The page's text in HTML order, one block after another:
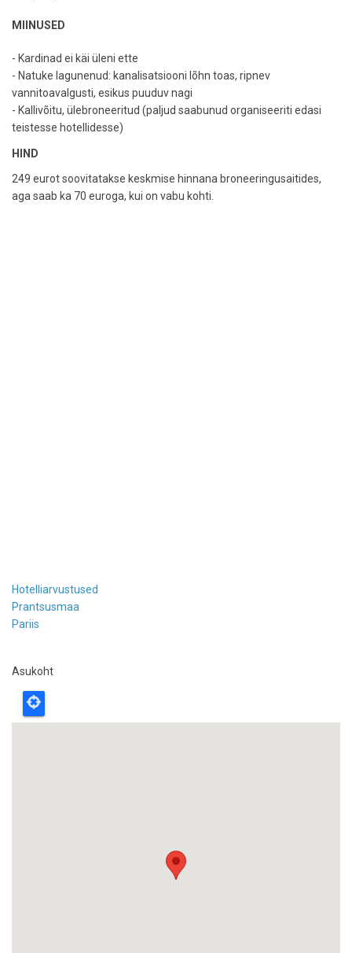
MIINUSED
- Kardinad ei käi üleni ette
- Natuke lagunenud: kanalisatsiooni lõhn toas, ripnev
vannitoavalgusti, esikus puuduv nagi
- Kallivõitu, ülebroneeritud (paljud saabunud organiseeriti edasi
teistesse hotellidesse)
HIND
249 eurot soovitatakse keskmise hinnana broneeringusaitides,
aga saab ka 70 euroga, kui on vabu kohti.
Hotelliarvustused
Prantsusmaa
Pariis
Asukoht